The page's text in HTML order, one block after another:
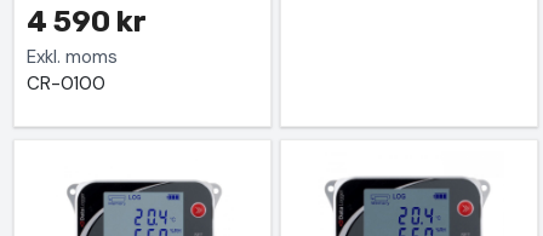
4 590 kr
Exkl. moms
CR-0100